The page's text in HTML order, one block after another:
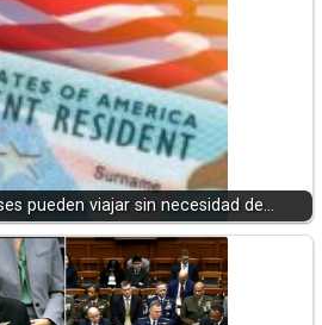
pueden viajar sin necesidad de…